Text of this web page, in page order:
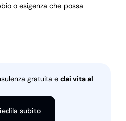
o esigenza che possa
gratuita e dai vita al
subito